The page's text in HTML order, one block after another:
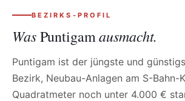
BEZIRKS-PROFIL
WasPuntigamausmacht.
Puntigam ist der jüngste und
Bezirk, Neubau-Anlagen am S-Bahn-
Quadratmeter noch unter 4.000 €